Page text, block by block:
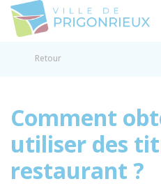
Retour
Comment
utiliser des
restaurant ?